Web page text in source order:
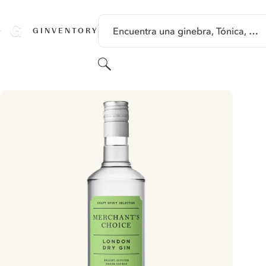
GINVENTORY Encuentra una ginebra, Tónica, …
Buscar